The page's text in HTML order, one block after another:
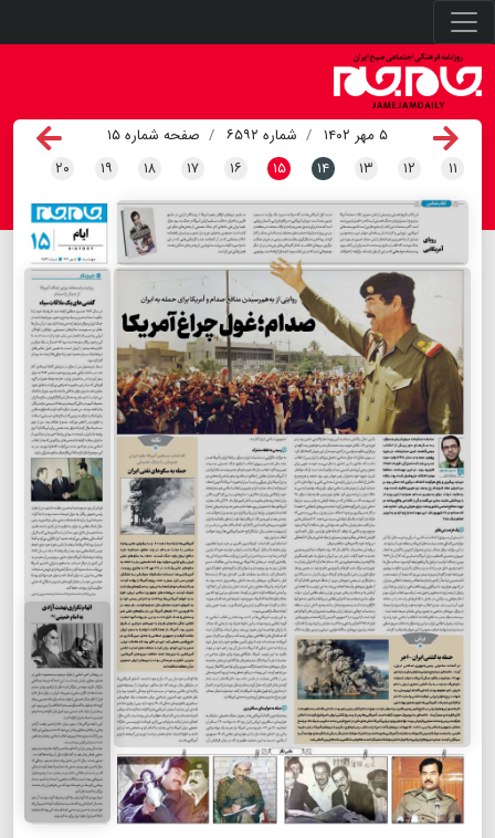
۵ مهر ۱۴۰۲ شماره ۶۵۹۲
صفحه شماره ۱۵
۱۱ ۱۲ ۱۳ ۱۴ ۱۵ ۱۶ ۱۷ ۱۸ ۱۹ ۲۰